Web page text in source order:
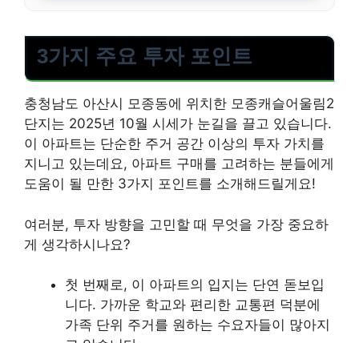
3가지 주요 투자 포인트
충청남도 아산시 모종동에 위치한 모종캐슬어울림2
단지는 2025년 10월 시세가 눈길을 끌고 있습니다.
이 아파트는 단순한 주거 공간 이상의 투자 가치를
지니고 있는데요, 아파트 구매를 고려하는 분들에게
도움이 될 만한 3가지 포인트를 소개해드릴게요!
여러분, 투자 방향을 고민할 때 무엇을 가장 중요하
게 생각하시나요?
첫 번째로, 이 아파트의 입지는 단연 돋보입
니다. 가까운 학교와 편리한 교통편 덕분에
가족 단위 주거를 원하는 수요자들이 많아지